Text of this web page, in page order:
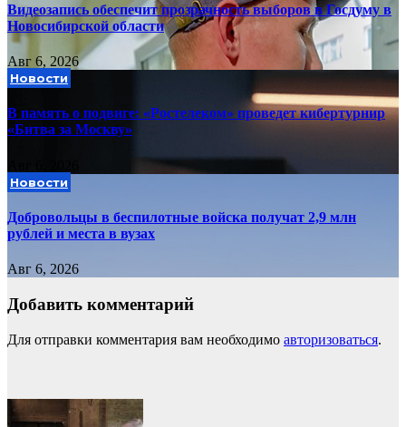
Видеозапись обеспечит прозрачность выборов в Госдуму в
Новосибирской области
Авг 6, 2026
Новости
В память о подвиге: «Ростелеком» проведет кибертурнир
«Битва за Москву»
Новости
Добровольцы в беспилотные войска получат 2,9 млн
рублей и места в вузах
Авг 6, 2026
Добавить комментарий
Для отправки комментария вам необходимо авторизоваться.